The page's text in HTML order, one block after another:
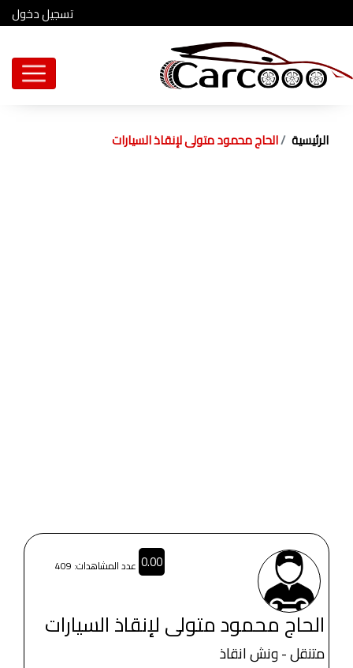
تسجيل دخول
الرئيسية الحاج محمود متولى لإنقاذ السيارات
الحاج محمود متولى لإنقاذ السيارات
متنقل - ونش انقاذ
0.00 عدد المشاهدات: 409